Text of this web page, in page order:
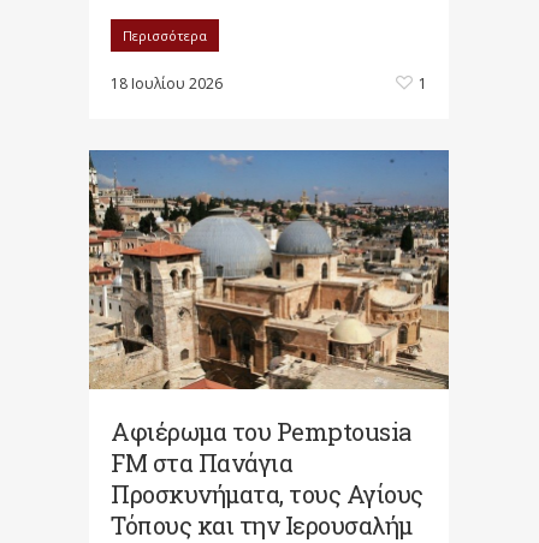
Περισσότερα
18 Ιουλίου 2026 1
Αφιέρωμα του Pemptousia
FM στα Πανάγια
Προσκυνήματα, τους Αγίους
Τόπους και την Ιερουσαλήμ